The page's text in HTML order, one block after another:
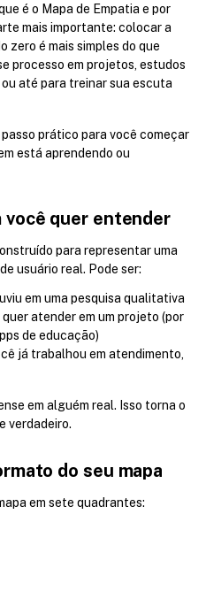
é o Mapa de Empatia e por
mais importante: colocar a
zero é mais simples do que
processo em projetos, estudos
até para treinar sua escuta
prático para você começar
está aprendendo ou
você quer entender
para representar uma
usuário real. Pode ser:
em uma pesquisa qualitativa
atender em um projeto (por
de educação)
já trabalhou em atendimento,
em alguém real. Isso torna o
verdadeiro.
do seu mapa
em sete quadrantes: